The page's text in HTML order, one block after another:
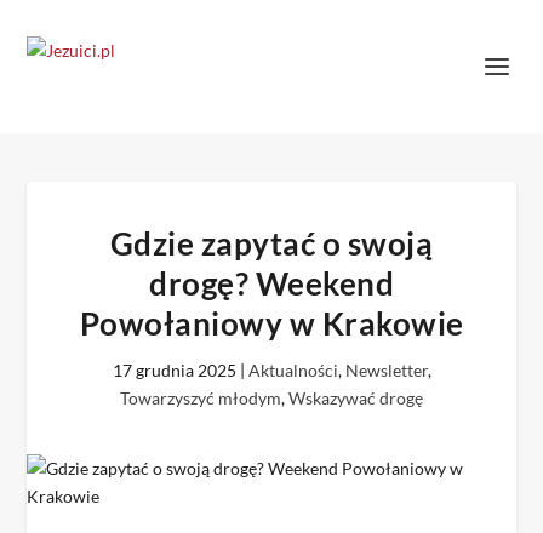
Gdzie zapytać o swoją
drogę? Weekend
Powołaniowy w Krakowie
17 grudnia 2025 | Aktualności, Newsletter,
Towarzyszyć młodym,Wskazywać drogę